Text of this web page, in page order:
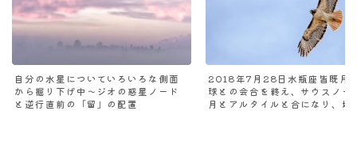
自分の水星についていろいろな側面
から掘り下げ中～ジオの惑星ノード
と逆行直前の「留」の配置
2018年7月28日水瓶座皆既月
球との会合を終え、サウスノー
月とアルタイルと合になり、地